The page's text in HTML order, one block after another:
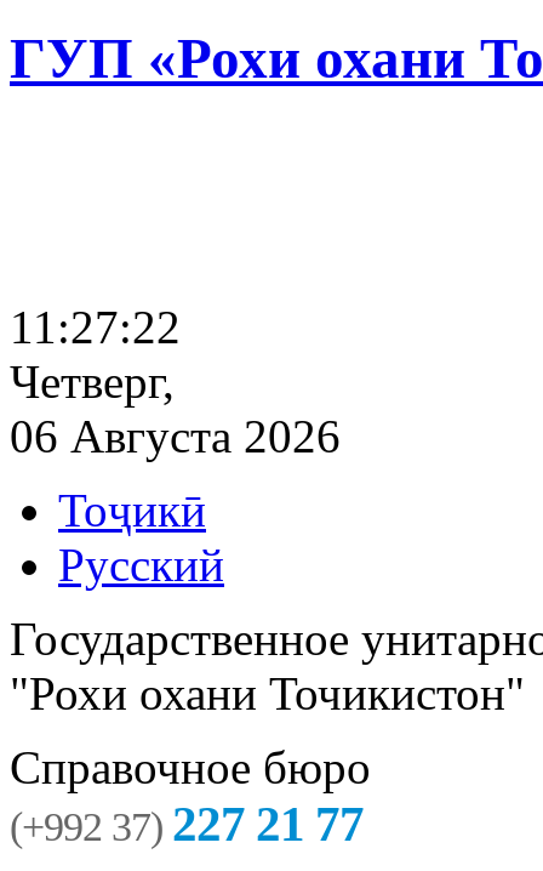
ГУП «Рохи охани
11:27:23
Четверг,
06 Августа 2026
Тоҷикӣ
Русский
Государственное
"Рохи охани Точикистон"
Справочное бюро
(+992 37) 227 21 77